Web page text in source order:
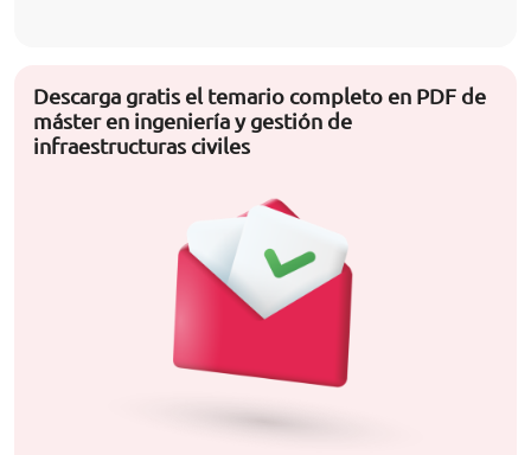
Descarga gratis el temario completo en PDF de
máster en ingeniería y gestión de
infraestructuras civiles